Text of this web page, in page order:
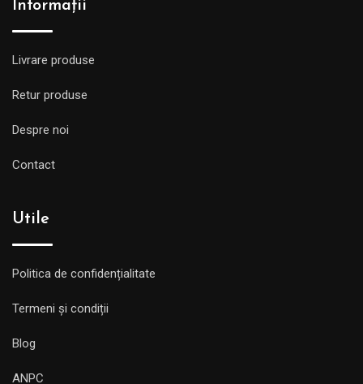
Informații
Livrare produse
Retur produse
Despre noi
Contact
Utile
Politica de confidențialitate
Termeni și condiții
Blog
ANPC